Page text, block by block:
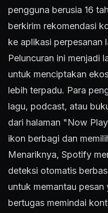
pengguna berusia 16
berkirim rekomendasi
ke aplikasi perpesanan
Peluncuran ini menjadi
untuk menciptakan
lebih terpadu. Para
lagu, podcast, atau
dari halaman "Now
ikon berbagi dan
Menariknya, Spotify
deteksi otomatis
untuk memantau pesan
bertugas memindai